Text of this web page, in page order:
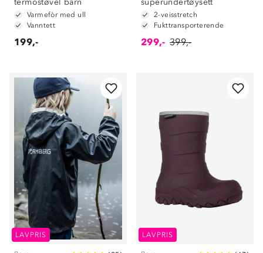
termostøvel barn
Varmefòr med ull
Vanntett
199,-
superundertøysett
2-veisstretch
Fukttransporterende
299,- 399,-
LAVPRIS LAVPRIS